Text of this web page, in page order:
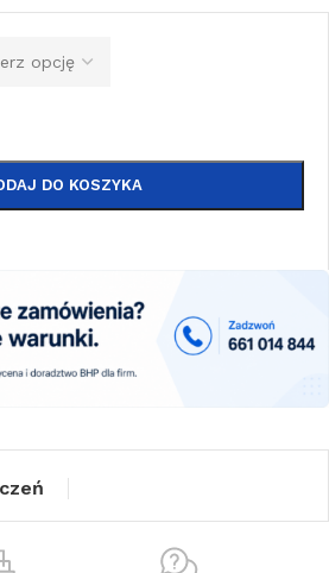
DO KOSZYKA